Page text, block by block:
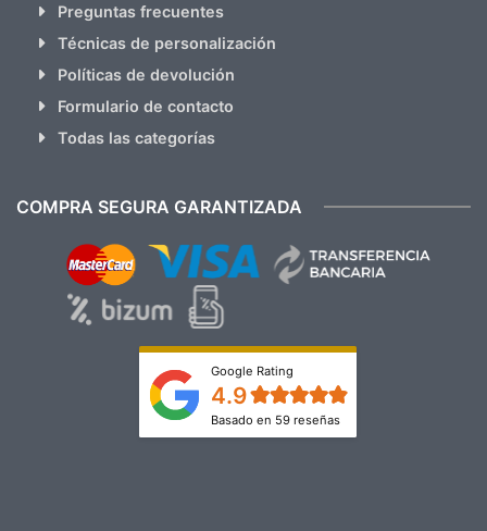
Preguntas frecuentes
Técnicas de personalización
Políticas de devolución
Formulario de contacto
Todas las categorías
COMPRA SEGURA GARANTIZADA
Google Rating
4.9
Basado en 59 reseñas